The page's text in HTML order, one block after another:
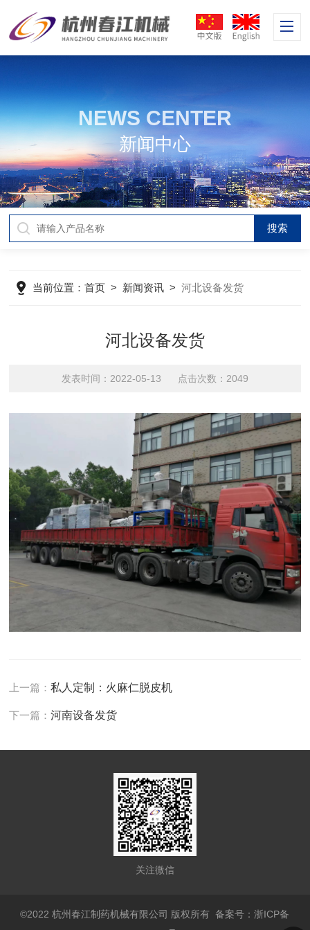
NEWS CENTER
新闻中心
当前位置：首页 > 新闻资讯 >河北设备发货
河北设备发货
发表时间：2022-05-13 点击次数：2049
上一篇：私人定制：火麻仁脱皮机
下一篇：河南设备发货
关注微信
©2022 杭州春江制药机械有限公司 版权所有备案号：浙ICP备